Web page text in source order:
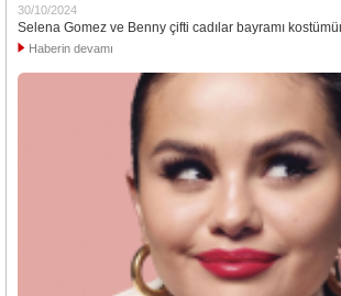
30/10/2024
Selena Gomez ve Benny çifti cadılar bayramı
Haberin devamı